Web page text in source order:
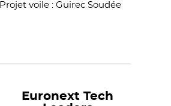
Projet voile : Guirec Soudée
Euronext Tech